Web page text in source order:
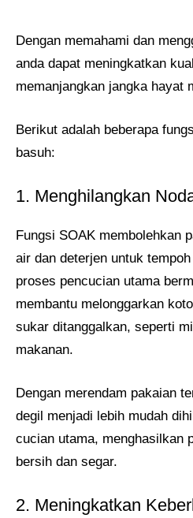
Dengan memahami dan
anda dapat meningkatkan
memanjangkan jangka hayat
Berikut adalah beberapa
basuh:
1. Menghilangkan
Fungsi SOAK membolehkan
air dan deterjen untuk
proses pencucian utama
membantu melonggarkan
sukar ditanggalkan, seperti
makanan.
Dengan merendam pakaian
degil menjadi lebih mudah
cucian utama, menghasilkan
bersih dan segar.
2. Meningkatkan